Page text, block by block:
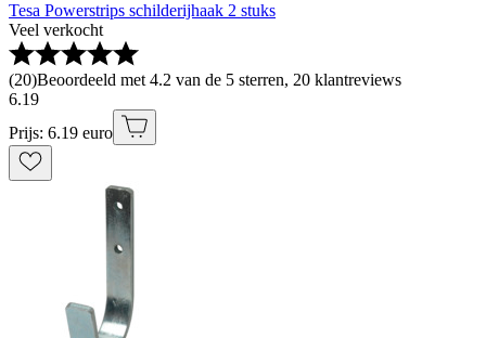
Tesa Powerstrips schilderijhaak 2 stuks
Veel verkocht
(20)Beoordeeld met 4.2 van de 5 sterren, 20 klantreviews
6.19
Prijs: 6.19 euro